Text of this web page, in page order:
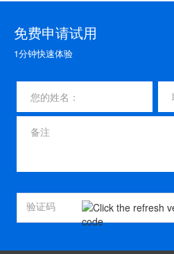
免费申请试用
1分钟快速体验